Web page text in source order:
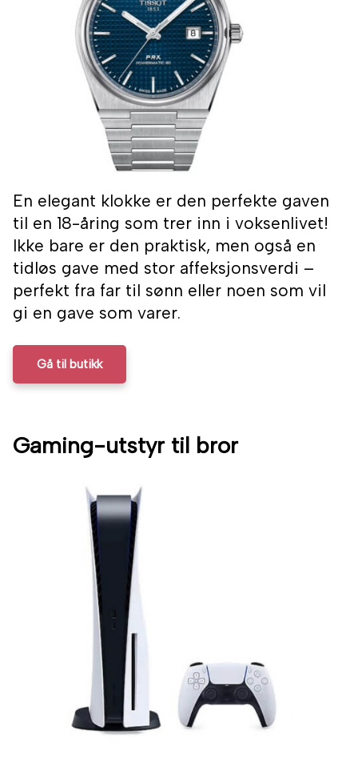
En elegant klokke er den perfekte gaven
til en 18-åring som trer inn i voksenlivet!
Ikke bare er den praktisk, men også en
tidløs gave med stor affeksjonsverdi –
perfekt fra far til sønn eller noen som vil
gi en gave som varer.
Gå til butikk
Gaming-utstyr til bror